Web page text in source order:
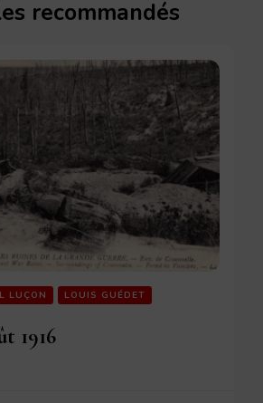
recommandés
LUÇON LOUIS GUÉDET
1916